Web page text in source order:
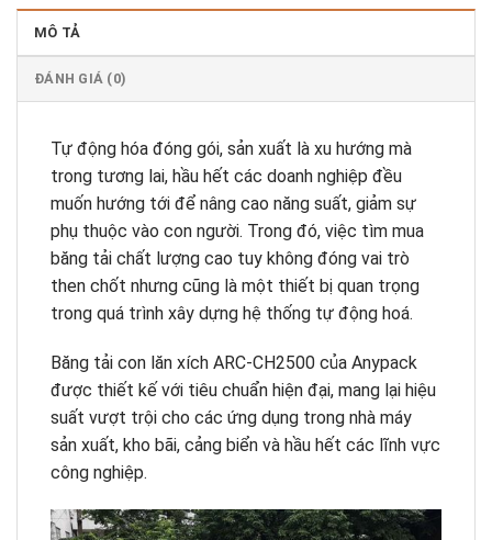
MÔ TẢ
ĐÁNH GIÁ (0)
Tự động hóa đóng gói, sản xuất là xu hướng mà
trong tương lai, hầu hết các doanh nghiệp đều
muốn hướng tới để nâng cao năng suất, giảm sự
phụ thuộc vào con người. Trong đó, việc tìm mua
băng tải chất lượng cao tuy không đóng vai trò
then chốt nhưng cũng là một thiết bị quan trọng
trong quá trình xây dựng hệ thống tự động hoá.
Băng tải con lăn xích ARC-CH2500 của Anypack
được thiết kế với tiêu chuẩn hiện đại, mang lại hiệu
suất vượt trội cho các ứng dụng trong nhà máy
sản xuất, kho bãi, cảng biển và hầu hết các lĩnh vực
công nghiệp.